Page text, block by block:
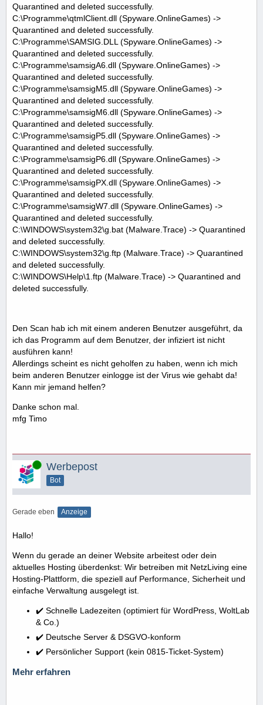
Quarantined and deleted successfully.
C:\Programme\qtmlClient.dll (Spyware.OnlineGames) ->
Quarantined and deleted successfully.
C:\Programme\SAMSIG.DLL (Spyware.OnlineGames) ->
Quarantined and deleted successfully.
C:\Programme\samsigA6.dll (Spyware.OnlineGames) ->
Quarantined and deleted successfully.
C:\Programme\samsigM5.dll (Spyware.OnlineGames) ->
Quarantined and deleted successfully.
C:\Programme\samsigM6.dll (Spyware.OnlineGames) ->
Quarantined and deleted successfully.
C:\Programme\samsigP5.dll (Spyware.OnlineGames) ->
Quarantined and deleted successfully.
C:\Programme\samsigP6.dll (Spyware.OnlineGames) ->
Quarantined and deleted successfully.
C:\Programme\samsigPX.dll (Spyware.OnlineGames) ->
Quarantined and deleted successfully.
C:\Programme\samsigW7.dll (Spyware.OnlineGames) ->
Quarantined and deleted successfully.
C:\WINDOWS\system32\g.bat (Malware.Trace) -> Quarantined
and deleted successfully.
C:\WINDOWS\system32\g.ftp (Malware.Trace) -> Quarantined
and deleted successfully.
C:\WINDOWS\Help\1.ftp (Malware.Trace) -> Quarantined and
deleted successfully.
Den Scan hab ich mit einem anderen Benutzer ausgeführt, da
ich das Programm auf dem Benutzer, der infiziert ist nicht
ausführen kann!
Allerdings scheint es nicht geholfen zu haben, wenn ich mich
beim anderen Benutzer einlogge ist der Virus wie gehabt da!
Kann mir jemand helfen?
Danke schon mal.
mfg Timo
Online Werbepost
Bot
Gerade eben Anzeige
Hallo!
Wenn du gerade an deiner Website arbeitest oder dein
aktuelles Hosting überdenkst: Wir betreiben mit NetzLiving eine
Hosting-Plattform, die speziell auf Performance, Sicherheit und
einfache Verwaltung ausgelegt ist.
✔️ Schnelle Ladezeiten (optimiert für WordPress, WoltLab
& Co.)
✔️ Deutsche Server & DSGVO-konform
✔️ Persönlicher Support (kein 0815-Ticket-System)
Mehr erfahren